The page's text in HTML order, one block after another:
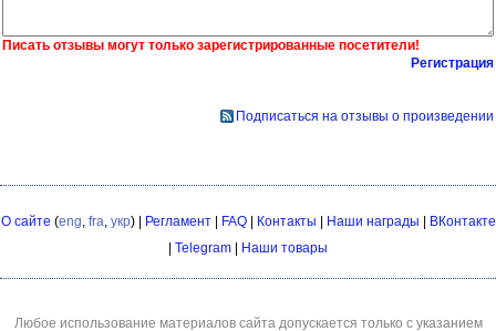
Писать отзывы могут только зарегистрированные посетители!
Регистрация
Подписаться на отзывы о произведении
О сайте (eng, fra, укр) | Регламент| FAQ| Контакты Наши награды
ВКонтакте
Telegram Наши товары
Любое использование материалов сайта допускается только с указанием